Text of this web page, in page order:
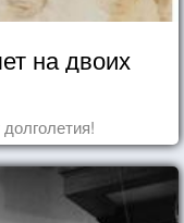
на двоих